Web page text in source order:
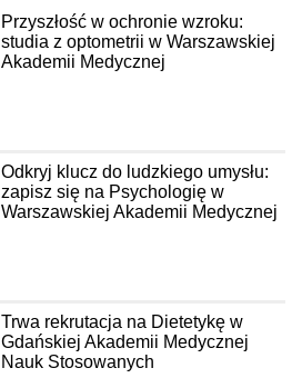
Przyszłość w ochronie wzroku:
studia z optometrii w Warszawskiej
Akademii Medycznej
Odkryj klucz do ludzkiego umysłu:
zapisz się na Psychologię w
Warszawskiej Akademii Medycznej
Trwa rekrutacja na Dietetykę w
Gdańskiej Akademii Medycznej
Nauk Stosowanych